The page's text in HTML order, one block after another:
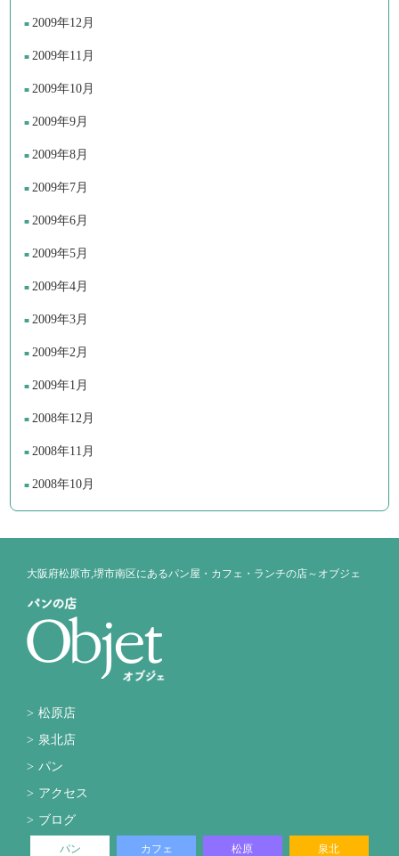
2009年12月
2009年11月
2009年10月
2009年9月
2009年8月
2009年7月
2009年6月
2009年5月
2009年4月
2009年3月
2009年2月
2009年1月
2008年12月
2008年11月
2008年10月
大阪府松原市,堺市南区にあるパン屋・カフェ・ランチの店～オブジェ
松原店
泉北店
パン
アクセス
ブログ
パン カフェ 松原 泉北